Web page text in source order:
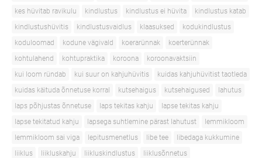
kes hüvitab ravikulu
kindlustus kindlustus ei hüvita
kindlustus katab
kindlustushüvitis
kindlustusvaidlus klaasuksed
kodukindlustus
koduloomad
kodune vägivald koerarünnak
koerterünnak
kohtulahend
kohtupraktika koroona
koroonavaktsiin
kui loom ründab
kui suur on kahjuhüvitis
kuidas kahjuhüvitist taotleda
kuidas käituda õnnetuse korral
kutsehaigus kutsehaigused
lahutus
laps põhjustas õnnetuse
laps tekitas kahju
lapse tekitas kahju
lapse tekitatud kahju
lapsega suhtlemine pärast lahutust
lemmikloom
lemmikloom sai viga
lepitusmenetlus libe tee
libedaga kukkumine
liiklus
liikluskahju liikluskindlustus
liiklusõnnetus